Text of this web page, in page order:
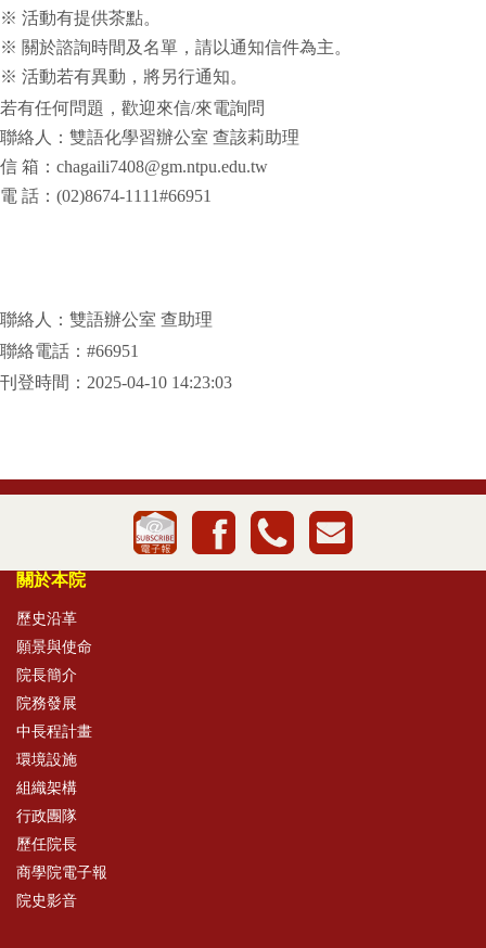
※ 活動有提供茶點。
※ 關於諮詢時間及名單，請以通知信件為主。
※ 活動若有異動，將另行通知。
若有任何問題，歡迎來信/來電詢問
聯絡人：雙語化學習辦公室 查該莉助理
信 箱：chagaili7408@gm.ntpu.edu.tw
電 話：(02)8674-1111#66951
聯絡人：雙語辦公室 查助理
聯絡電話：#66951
刊登時間：2025-04-10 14:23:03
關於本院
歷史沿革
願景與使命
院長簡介
院務發展
中長程計畫
環境設施
組織架構
行政團隊
歷任院長
商學院電子報
院史影音